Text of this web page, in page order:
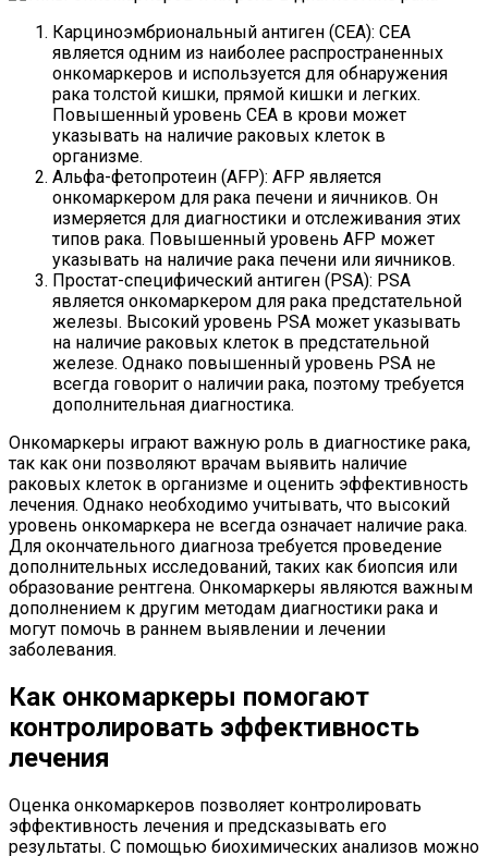
Карциноэмбриональный антиген (CEA): CEA
является одним из наиболее распространенных
онкомаркеров и используется для обнаружения
рака толстой кишки, прямой кишки и легких.
Повышенный уровень CEA в крови может
указывать на наличие раковых клеток в
организме.
Альфа-фетопротеин (AFP): AFP является
онкомаркером для рака печени и яичников. Он
измеряется для диагностики и отслеживания этих
типов рака. Повышенный уровень AFP может
указывать на наличие рака печени или яичников.
Простат-специфический антиген (PSA): PSA
является онкомаркером для рака предстательной
железы. Высокий уровень PSA может указывать
на наличие раковых клеток в предстательной
железе. Однако повышенный уровень PSA не
всегда говорит о наличии рака, поэтому требуется
дополнительная диагностика.
Онкомаркеры играют важную роль в диагностике рака,
так как они позволяют врачам выявить наличие
раковых клеток в организме и оценить эффективность
лечения. Однако необходимо учитывать, что высокий
уровень онкомаркера не всегда означает наличие рака.
Для окончательного диагноза требуется проведение
дополнительных исследований, таких как биопсия или
образование рентгена. Онкомаркеры являются важным
дополнением к другим методам диагностики рака и
могут помочь в раннем выявлении и лечении
заболевания.
Как онкомаркеры помогают
контролировать эффективность
лечения
Оценка онкомаркеров позволяет контролировать
эффективность лечения и предсказывать его
результаты. С помощью биохимических анализов можно